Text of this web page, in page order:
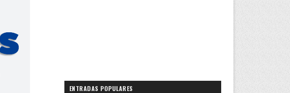
ENTRADAS POPULARES